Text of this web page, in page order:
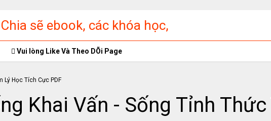
sẽ ebook, các khóa học,
miễn phí
Vui lòng Like Và Theo DÕi Page
Khai Vấn - Sống Tỉnh